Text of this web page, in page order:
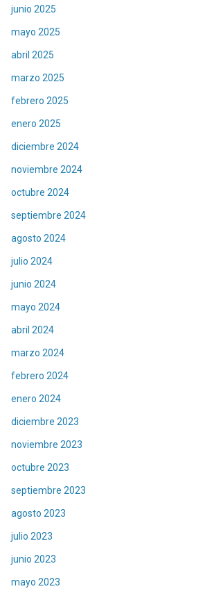
junio 2025
mayo 2025
abril 2025
marzo 2025
febrero 2025
enero 2025
diciembre 2024
noviembre 2024
octubre 2024
septiembre 2024
agosto 2024
julio 2024
junio 2024
mayo 2024
abril 2024
marzo 2024
febrero 2024
enero 2024
diciembre 2023
noviembre 2023
octubre 2023
septiembre 2023
agosto 2023
julio 2023
junio 2023
mayo 2023